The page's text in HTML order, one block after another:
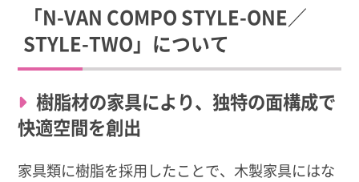
「N-VAN COMPO STYLE-ONE／
STYLE-TWO」について
樹脂材の家具により、独特の面構成で
快適空間を創出
家具類に樹脂を採用したことで、木製家具にはな